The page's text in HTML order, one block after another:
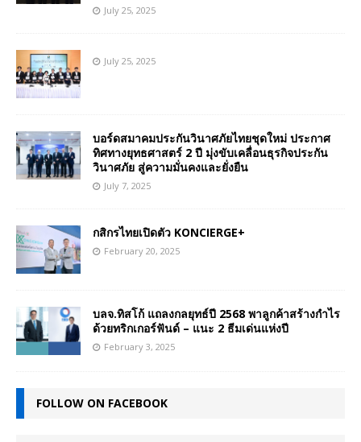
July 25, 2025
July 25, 2025
บอร์ดสมาคมประกันวินาศภัยไทยชุดใหม่ ประกาศ
ทิศทางยุทธศาสตร์ 2 ปี มุ่งขับเคลื่อนธุรกิจประกัน
วินาศภัย สู่ความมั่นคงและยั่งยืน
July 7, 2025
กสิกรไทยเปิดตัว KONCIERGE+
February 20, 2025
บลจ.ทิสโก้ แถลงกลยุทธ์ปี 2568 พาลูกค้าสร้างกำไร
ด้วยทริกเกอร์ฟันด์ – แนะ 2 ธีมเด่นแห่งปี
February 3, 2025
FOLLOW ON FACEBOOK